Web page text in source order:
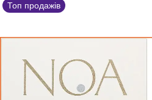
Топ продажів